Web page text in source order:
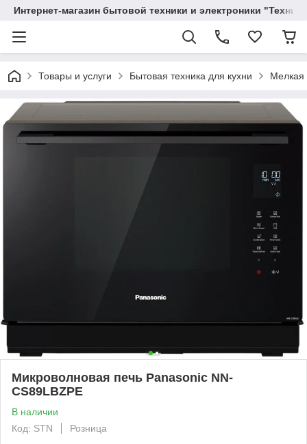
Интернет-магазин бытовой техники и электроники
Товары и услуги Бытовая техника для кухни Мелкая
Микроволновая печь Panasonic NN-
CS89LBZPE
В наличии
Код: STN
Розница